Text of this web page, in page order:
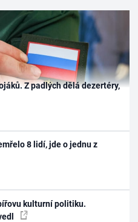
Z padlých dělá dezertéry,
8 lidí, jde o jednu z
kulturní politiku.